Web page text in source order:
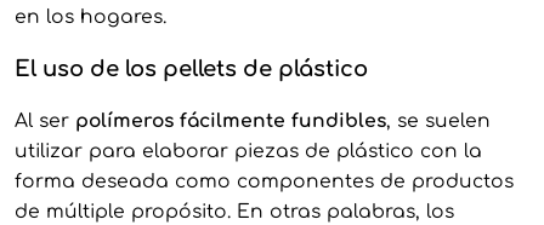
en los hogares.
El uso de los pellets de plástico
Al ser polímeros fácilmente fundibles, se suelen
utilizar para elaborar piezas de plástico con la
forma deseada como componentes de productos
de múltiple propósito. En otras palabras, los